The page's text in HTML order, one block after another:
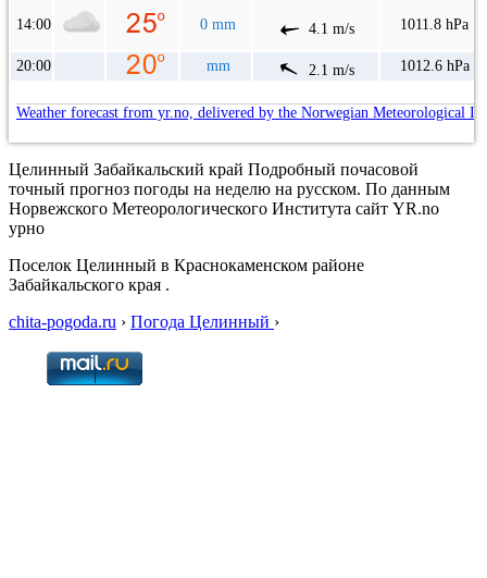
14:00 0 mm 4.1 m/s 1011.8 hPa
20:00 mm 2.1 m/s 1012.6 hPa
Weather forecast from yr.no, delivered by the Norwegian Meteorological
Целинный Забайкальский край Подробный почасовой
точный прогноз погоды на неделю на русском. По данным
Норвежского Метеорологического Института сайт YR.no
урно
Поселок Целинный в Краснокаменском районе
Забайкальского края .
chita-pogoda.ru › Погода Целинный ›